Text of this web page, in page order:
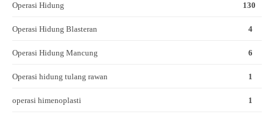
Operasi Hidung 130
Operasi Hidung Blasteran 4
Operasi Hidung Mancung 6
Operasi hidung tulang rawan 1
operasi himenoplasti 1